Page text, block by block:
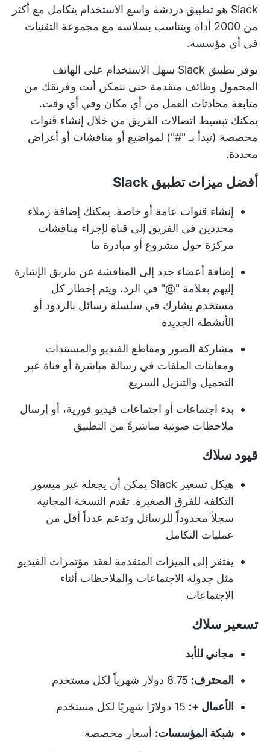
Slack هو تطبيق دردشة واسع الاستخدام يتكامل مع أكثر
من 2000 أداة ويتناسب بسلاسة مع مجموعة التقنيات
في أي مؤسسة.
يوفر تطبيق Slack سهل الاستخدام على الهاتف
المحمول وظائف متقدمة حتى تتمكن أنت وفريقك من
متابعة محادثات العمل من أي مكان وفي أي وقت.
يمكنك تبسيط اتصالات الفريق من خلال إنشاء قنوات
مخصصة (تبدأ بـ "#") لمواضيع أو مناقشات أو أغراض
محددة.
أفضل ميزات تطبيق Slack
إنشاء قنوات عامة أو خاصة. يمكنك إضافة زملاء
محددين في الفريق إلى قناة لإجراء مناقشات
مركزة حول مشروع أو مبادرة ما
إضافة أعضاء جدد إلى المناقشة عن طريق الإشارة
إليهم بعلامة "@" في الرد، ويتم إخطار كل
مستخدم يشارك في سلسلة رسائل بالردود أو
الأنشطة الجديدة
مشاركة الصور ومقاطع الفيديو والمستندات
ومعاينات الملفات في رسالة مباشرة أو قناة عبر
التحميل والتنزيل السريع
بدء اجتماعات أو اجتماعات فيديو فورية، أو إرسال
ملاحظات صوتية مباشرةً من التطبيق
قيود سلاك
هيكل تسعير Slack يمكن أن يجعله غير ميسور
التكلفة للفرق الصغيرة. تقدم النسخة المجانية
سجلاً محدوداً للرسائل وتدعم عدداً أقل من
عمليات التكامل
يفتقر إلى الميزات المتقدمة لعقد مؤتمرات الفيديو
مثل جدولة الاجتماعات والملاحظات أثناء
الاجتماعات
تسعير سلاك
مجاني للأبد
المحترف:
الأعمال +:
شبكة المؤسسات: أسعار مخصصة